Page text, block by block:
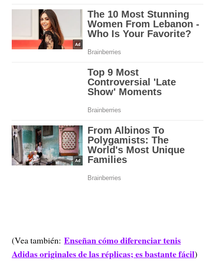
(Vea también: Enseñan cómo diferenciar tenis
Adidas originales de las réplicas; es bastante fácil)